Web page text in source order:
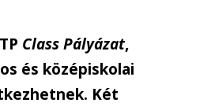
Class Pályázat,
és középiskolai
Két